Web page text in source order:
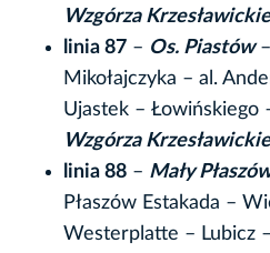
Wzgórza Krzesławickie
linia 87 – Os. Piastów–
Mikołajczyka – al.
Ujastek – Łowińskiego
Wzgórza Krzesławickie
linia 88 – Mały
Płaszów Estakada –
Westerplatte – Lubicz